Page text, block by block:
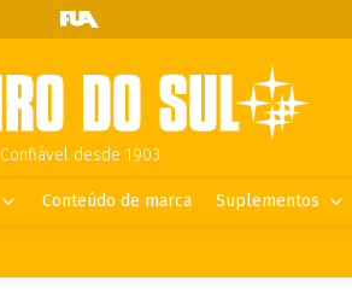
Confiável desde 1903.
Conteúdo de marca Suplementos